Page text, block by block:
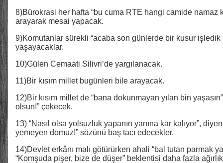
8)Bürokrasi her hafta “bu cuma RTE hangi camide namaz
arayarak mesai yapacak.
9)Komutanlar sürekli “acaba son günlerde bir kusur işledik
yaşayacaklar.
10)Gülen Cemaati Silivri’de yargılanacak.
11)Bir kısım millet bugünleri bile arayacak.
12)Bir kısım millet de “bana dokunmayan yılan bin
olsun!” çekecek.
13) “Nasıl olsa yolsuzluk yapanın yanına kar kalıyor”,
yemeyen domuz!” sözünü baş tacı edecekler.
14)Devlet erkânı malı götürürken ahali “bal tutan parmak
“Komşuda pişer, bize de düşer” beklentisi daha fazla